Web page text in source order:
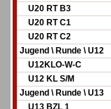
U20 RT B3
U20 RT C1
U20 RT C2
Jugend \ Runde \ U12
U12KLO-W-C
U12 KL S/M
Jugend \ Runde \ U13
U13 BZL 1